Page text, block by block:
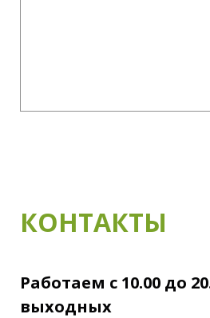
КОНТАКТЫ
Работаем с 10.00 до
выходных